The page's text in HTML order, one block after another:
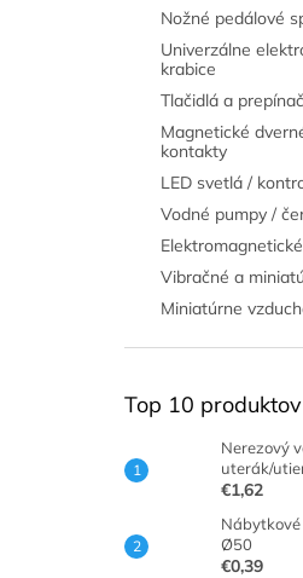
Nožné pedálové
Univerzálne
krabice
Tlačidlá a
Magnetické
kontakty
LED svetlá /
Vodné pumpy /
Vibračné a
Miniatúrne
Top 10 produktov
Nerezový
uterák/
€1,62
Ø50
€0,39